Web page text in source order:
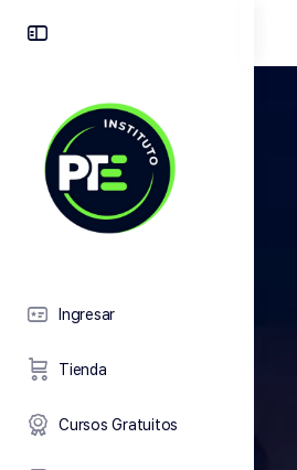
Ingresar
Tienda
Cursos Gratuitos